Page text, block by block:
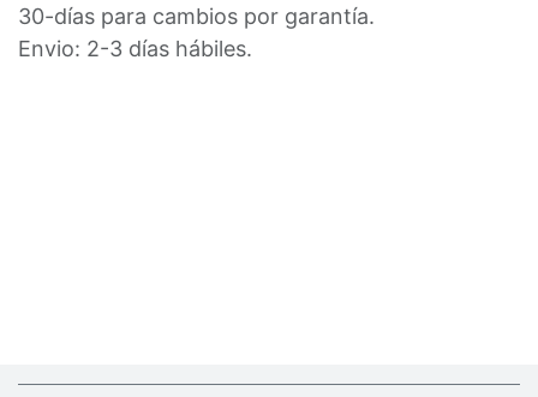
30-días para cambios por garantía.
Envio: 2-3 días hábiles.